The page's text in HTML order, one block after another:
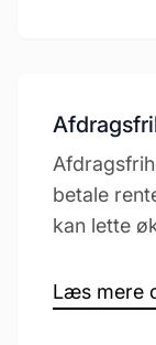
betale
kan lette
Læs mere